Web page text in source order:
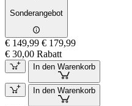
Sonderangebot
€ 149,99 € 179,99
€ 30,00 Rabatt
In den Warenkorb
In den Warenkorb